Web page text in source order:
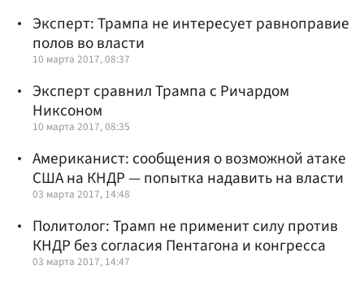
Эксперт: Трампа не интересует равноправие
полов во власти
10 марта 2017, 08:37
Эксперт сравнил Трампа с Ричардом
Никсоном
10 марта 2017, 08:35
Американист: сообщения о возможной атаке
США на КНДР — попытка надавить на власти
03 марта 2017, 14:48
Политолог: Трамп не применит силу против
КНДР без согласия Пентагона и конгресса
03 марта 2017, 14:47